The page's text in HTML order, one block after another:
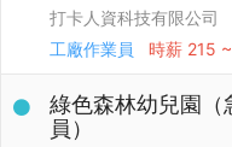
打卡人資科技有限公司
工廠作業員
時薪 215
綠色森林幼兒園（
員）